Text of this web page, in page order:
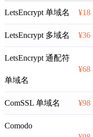
LetsEncrypt 单域名 ¥18
LetsEncrypt 多域名 ¥36
LetsEncrypt 通配符
单域名
¥68
ComSSL 单域名 ¥98
Comodo